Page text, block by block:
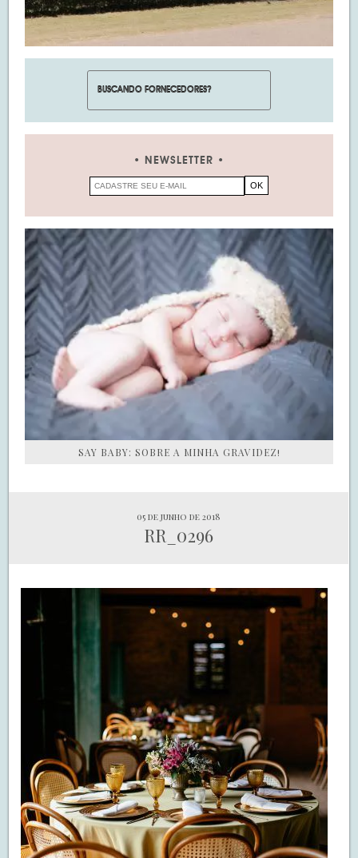
NEWSLETTER
SAY BABY: SOBRE A MINHA GRAVIDEZ!
05 de junho de 2018
RR_0296